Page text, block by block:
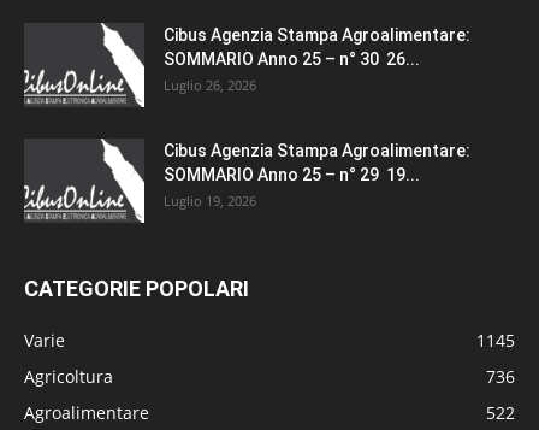
Cibus Agenzia Stampa Agroalimentare:
SOMMARIO Anno 25 – n° 30 26...
Luglio 26, 2026
Cibus Agenzia Stampa Agroalimentare:
SOMMARIO Anno 25 – n° 29 19...
Luglio 19, 2026
CATEGORIE POPOLARI
Varie
1145
Agricoltura
736
Agroalimentare
522